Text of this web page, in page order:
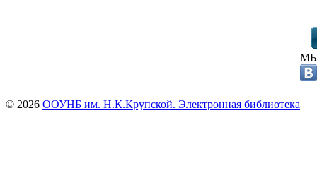
© 2026 ООУНБ им. Н.К.Крупской. Электронная библиотека